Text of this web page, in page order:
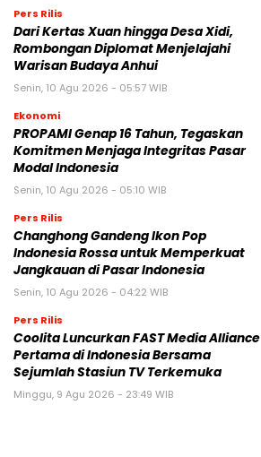
Pers Rilis
Dari Kertas Xuan hingga Desa Xidi,
Rombongan Diplomat Menjelajahi
Warisan Budaya Anhui
Senin, 10 Agu 2026 - 05:57 WIB
Ekonomi
PROPAMI Genap 16 Tahun, Tegaskan
Komitmen Menjaga Integritas Pasar
Modal Indonesia
Senin, 10 Agu 2026 - 05:10 WIB
Pers Rilis
Changhong Gandeng Ikon Pop
Indonesia Rossa untuk Memperkuat
Jangkauan di Pasar Indonesia
Senin, 10 Agu 2026 - 04:22 WIB
Pers Rilis
Coolita Luncurkan FAST Media Alliance
Pertama di Indonesia Bersama
Sejumlah Stasiun TV Terkemuka
Minggu, 9 Agu 2026 - 23:49 WIB